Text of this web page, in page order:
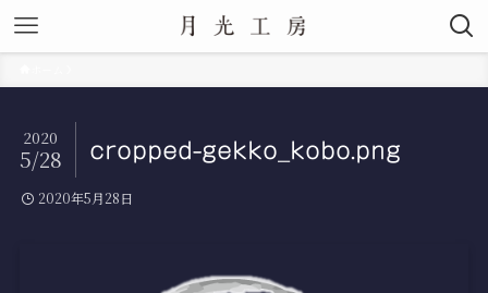
cropped-gekko_kobo.png
2020
5/28
2020年5月28日